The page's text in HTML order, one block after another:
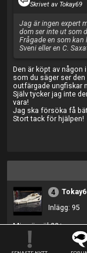
Skrivet av Tokay69
Jag är ingen expert
dom ser inte ut som
Frågade en som kan
Sveni eller en C.
Den är köpt av
som du säger ser
outfärgade ungfiskar
Själv tycker jag inte
vara!
Jag ska försöka få
Stort tack för hjälpen!
4
Inlägg: 95
Mina är väl 22+
Din är inte särskilt lik